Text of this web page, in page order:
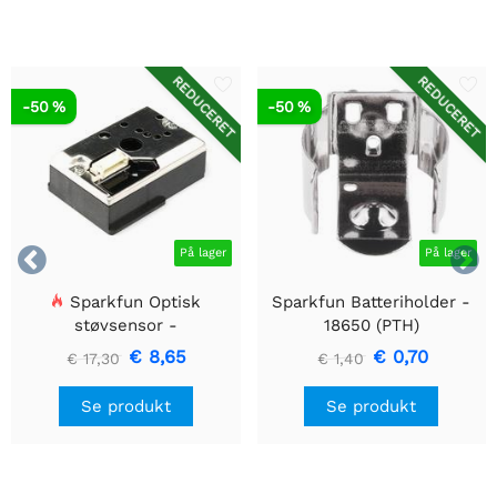


REDUCERET
På lager
-50 %
Sparkfun Optisk
støvsensor -
GP2Y1010AU0F
€ 17,30 € 8,65
Se produkt
REDUCERET
På lager
-50 %
Sparkfun Batteriholder -
18650 (PTH)
€ 1,40 € 0,70
Se produkt